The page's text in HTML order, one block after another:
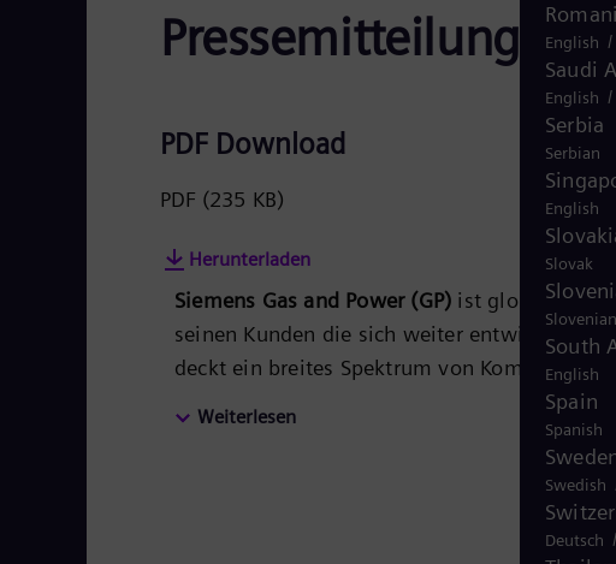
Pressemitteilung
PDF Download
PDF (235 KB)
Herunterladen
Siemens Gas and Power (GP) ist globaler
seinen Kunden die sich weiter
deckt ein breites Spektrum von
und bietet ein umfassendes Portfolio für
von Übertragungsnetzen, die Öl- und
seinen Produkten, Lösungen, Systemen und
Gewinnung, Verarbeitung und den
in zentralen und dezentralen
Weiterlesen
English /
Saudi
English /
Serbia
Serbian
English
Slovak
Slovenian
South
English
Spain
Spanish
Swedish
Deutsch /